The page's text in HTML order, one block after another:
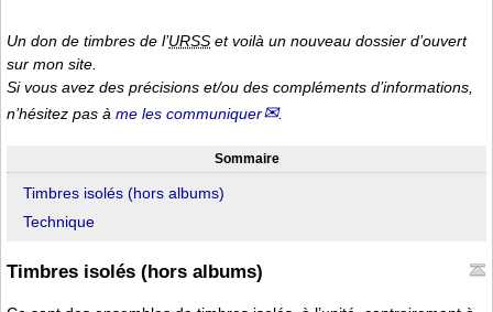
Un don de timbres de l’URSS et voilà un nouveau dossier d’ouvert
sur mon site.
Si vous avez des précisions et/ou des compléments d’informations,
n’hésitez pas à me les communiquer .
Sommaire
Timbres isolés (hors albums)
Technique
Timbres isolés (hors albums)